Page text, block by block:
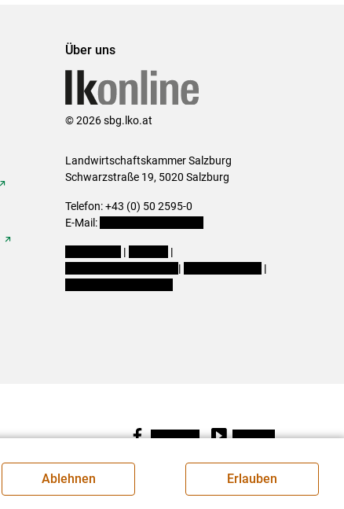
Über uns
© 2026 sbg.lko.at
Landwirtschaftskammer Salzburg
Schwarzstraße 19, 5020 Salzburg
Telefon: +43 (0) 50 2595-0
E-Mail:
|
|
|
|
Facebook Youtube
Ablehnen Erlauben